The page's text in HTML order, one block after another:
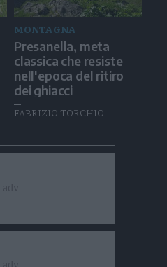
MONTAGNA
Presanella, meta
classica che resiste
nell'epoca del ritiro
dei ghiacci
FABRIZIO TORCHIO